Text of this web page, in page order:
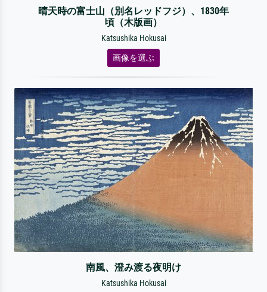
晴天時の富士山（別名レッドフジ）、1830年
頃（木版画）
Katsushika Hokusai
画像を選ぶ
南風、澄み渡る夜明け
Katsushika Hokusai